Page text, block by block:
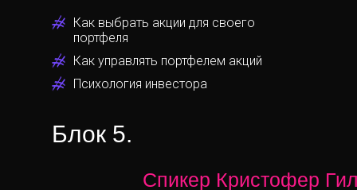
Блок 5.
Спикер Кристофер
Как выбрать акции для своего
портфеля
Как управлять портфелем акций
Психология инвестора